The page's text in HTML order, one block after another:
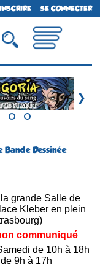
SE CONNECTER
❯
Bande Dessinée
grande Salle de
Kleber en plein
communiqué
de 10h à 18h
9h à 17h